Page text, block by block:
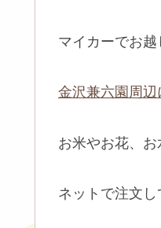
マイカーでお
金沢兼六園周
お米やお花、お
ネットで注文し